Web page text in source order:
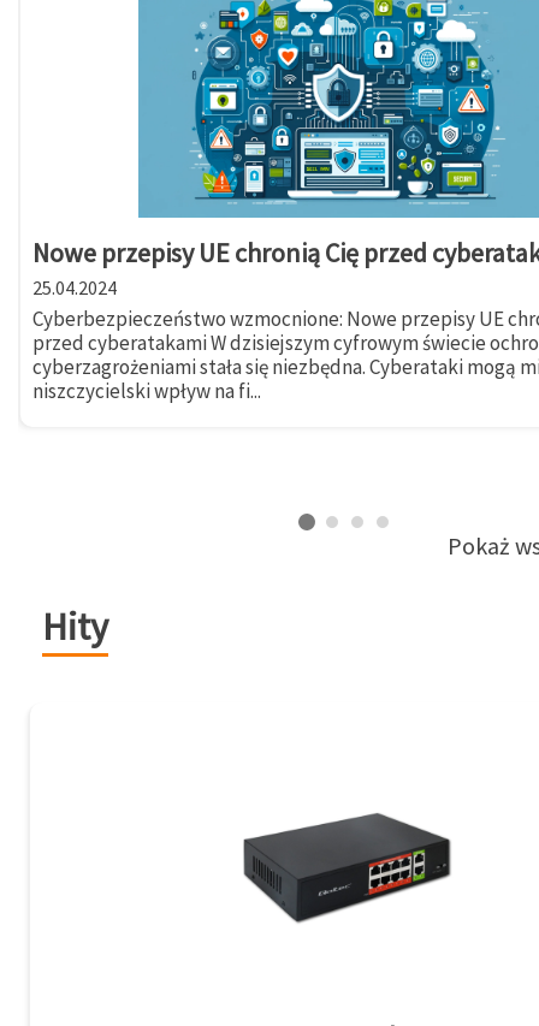
Nowe przepisy UE chronią Cię przed
25.04.2024
Cyberbezpieczeństwo wzmocnione: Nowe przepisy UE
przed cyberatakami W dzisiejszym cyfrowym świecie
cyberzagrożeniami stała się niezbędna. Cyberataki mogą
niszczycielski wpływ na fi...
Pokaż
Hity